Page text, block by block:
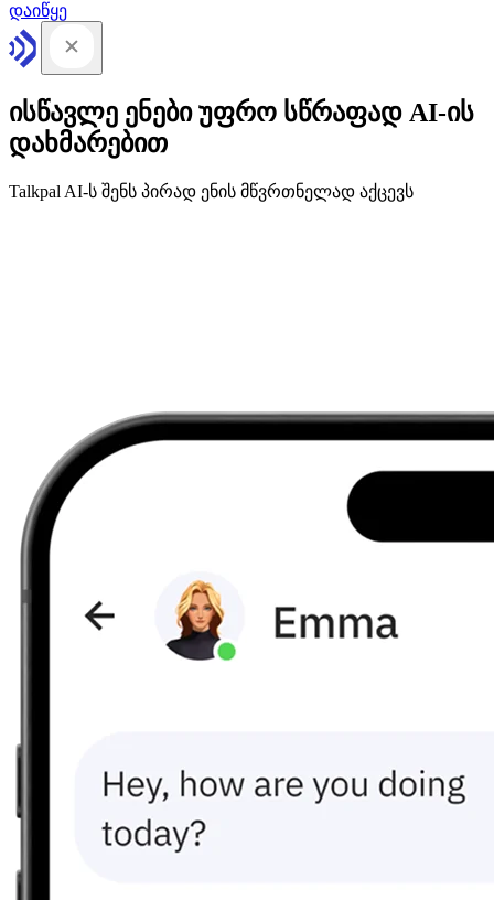
დაიწყე
ისწავლე ენები უფრო სწრაფად AI-ის
დახმარებით
Talkpal AI-ს შენს პირად ენის მწვრთნელად აქცევს